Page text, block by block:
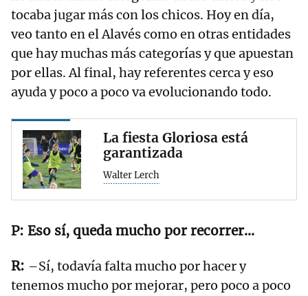
tocaba jugar más con los chicos. Hoy en día,
veo tanto en el Alavés como en otras entidades
que hay muchas más categorías y que apuestan
por ellas. Al final, hay referentes cerca y eso
ayuda y poco a poco va evolucionando todo.
La fiesta Gloriosa está
garantizada
Walter Lerch
Eso sí, queda mucho por recorrer…
–Sí, todavía falta mucho por hacer y
tenemos mucho por mejorar, pero poco a poco